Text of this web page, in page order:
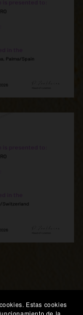
Estas cookies
de la